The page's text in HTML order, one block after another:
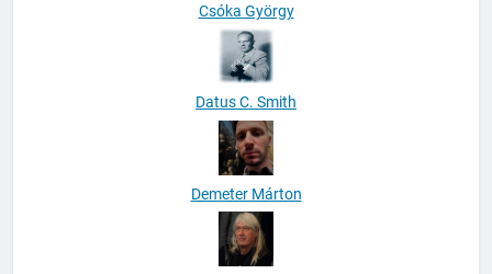
Csóka György
Datus C. Smith
Demeter Márton